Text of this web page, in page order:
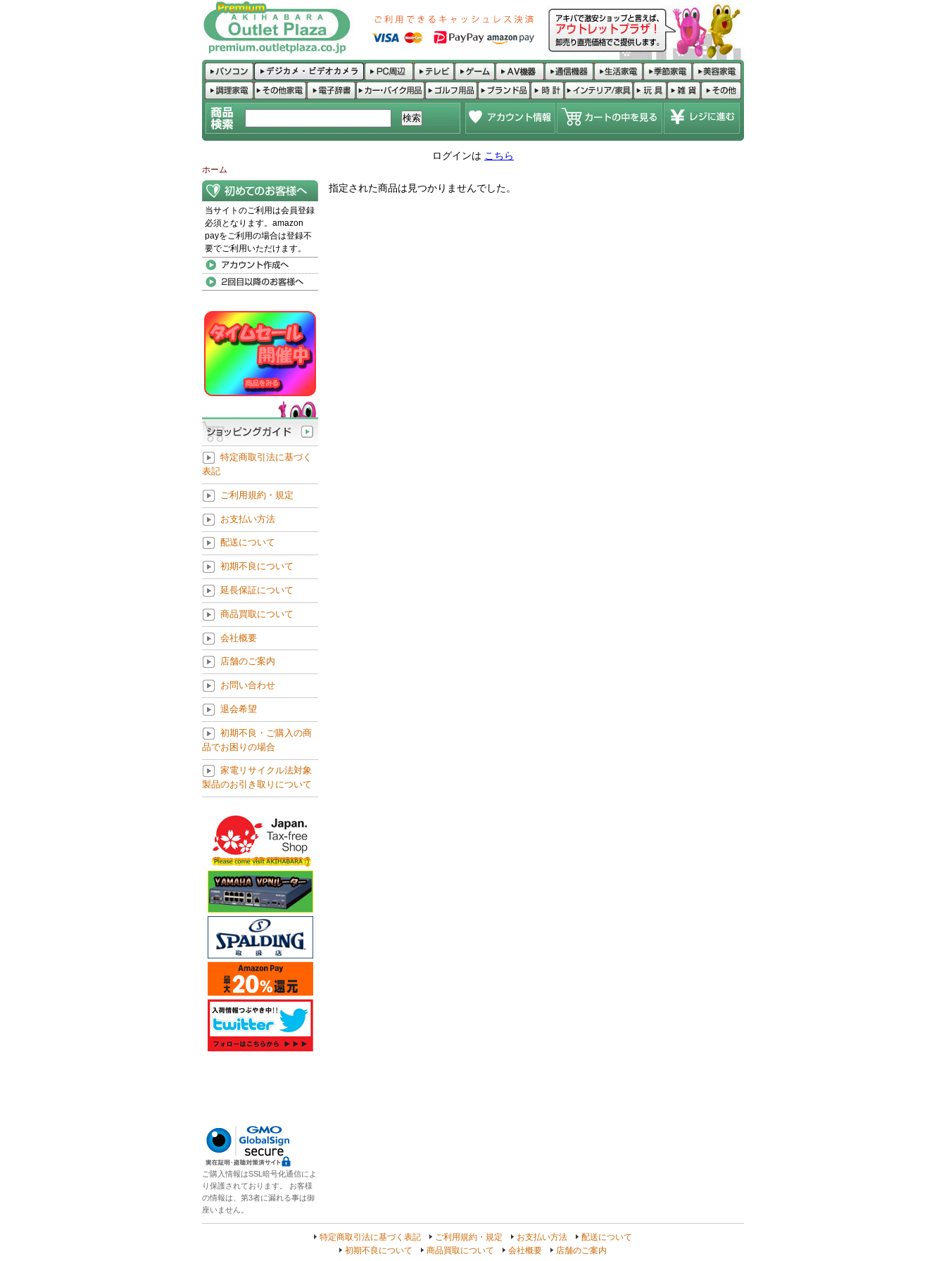
ログインは こちら
ホーム
指定された商品は見つかりませんでした。
当サイトのご利用は会員登録
必須となります。amazon
payをご利用の場合は登録不
要でご利用いただけます。
特定商取引法に基づく
表記
ご利用規約・規定
お支払い方法
配送について
初期不良について
延長保証について
商品買取について
会社概要
店舗のご案内
お問い合わせ
退会希望
初期不良・ご購入の商
品でお困りの場合
家電リサイクル法対象
製品のお引き取りについて
ご購入情報はSSL暗号化通信によ
り保護されております。 お客様
の情報は、第3者に漏れる事は御
座いません。
特定商取引法に基づく表記 ご利用規約・規定 お支払い方法
配送について
初期不良について
商品買取について 会社概要 店舗のご案内